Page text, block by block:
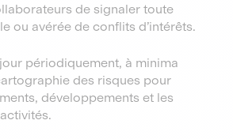
de signaler toute
ou avérée de conflits d’intérêts.
périodiquement, à minima
des risques pour
développements et les